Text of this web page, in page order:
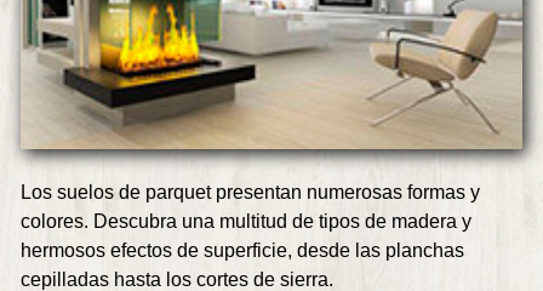
Los suelos de parquet presentan numerosas formas y
colores. Descubra una multitud de tipos de madera y
hermosos efectos de superficie, desde las planchas
cepilladas hasta los cortes de sierra.